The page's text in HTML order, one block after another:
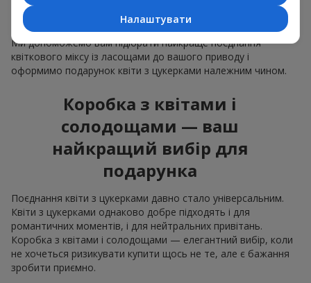
народженням дитиниабо день Всіх закоханих.
Ми допоможемо вам підібрати найкраще поєднання
квіткового міксу із ласощами до вашого приводу і
оформимо подарунок квіти з цукерками належним чином.
Коробка з квітами і
солодощами — ваш
найкращий вибір для
подарунка
Поєднання квіти з цукерками давно стало універсальним.
Квіти з цукерками однаково добре підходять і для
романтичних моментів, і для нейтральних привітань.
Коробка з квітами і солодощами — елегантний вибір, коли
не хочеться ризикувати купити щось не те, але є бажання
зробити приємно.
Налаштувати